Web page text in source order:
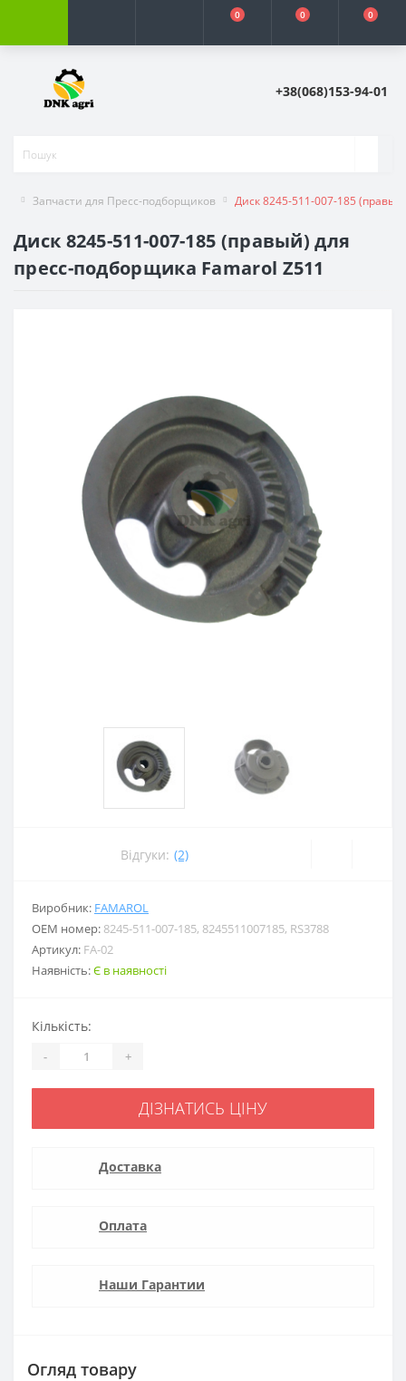
0 0 0
+38(068)153-94-01
Запчасти для Пресс-подборщиков Диск 8245-511-007-185
Диск 8245-511-007-185 (правый) для
пресс-подборщика Famarol Z511
Відгуки: (2)
Виробник: FAMAROL
ОЕМ номер: 8245-511-007-185, 8245511007185, RS3788
Артикул: FA-02
Наявність:Є в наявності
Кількість:
- +
ДІЗНАТИСЬ ЦІНУ
Доставка
Оплата
Наши Гарантии
Огляд товару